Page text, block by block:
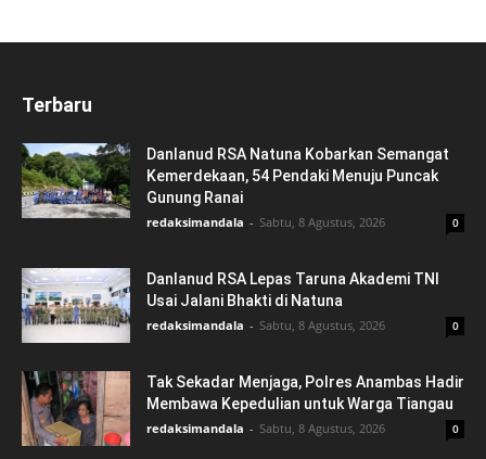
Terbaru
Danlanud RSA Natuna Kobarkan Semangat
Kemerdekaan, 54 Pendaki Menuju Puncak
Gunung Ranai
redaksimandala - Sabtu, 8 Agustus, 2026 0
Danlanud RSA Lepas Taruna Akademi TNI
Usai Jalani Bhakti di Natuna
redaksimandala - Sabtu, 8 Agustus, 2026 0
Tak Sekadar Menjaga, Polres Anambas Hadir
Membawa Kepedulian untuk Warga Tiangau
redaksimandala - Sabtu, 8 Agustus, 2026 0